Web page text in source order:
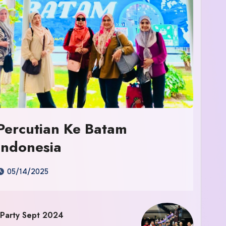
Ke Batam
05/14/2025
Sept 2024